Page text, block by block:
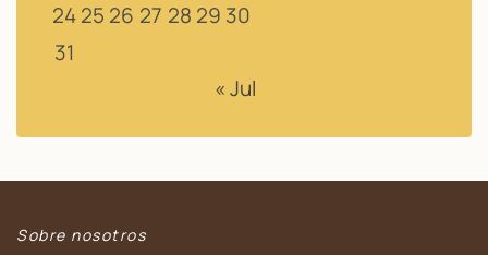
2425 26 27 28 29 30
31
« Jul
Sobre nosotros